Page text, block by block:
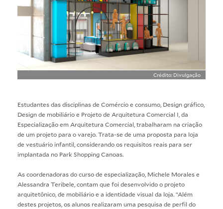
Crédito: Divulgação
Estudantes das disciplinas de Comércio e consumo, Design gráfico,
Design de mobiliário e Projeto de Arquitetura Comercial I, da
Especialização em Arquitetura Comercial, trabalharam na criação
de um projeto para o varejo. Trata-se de uma proposta para loja
de vestuário infantil, considerando os requisitos reais para ser
implantada no Park Shopping Canoas.
As coordenadoras do curso de especialização, Michele Morales e
Alessandra Teribele, contam que foi desenvolvido o projeto
arquitetônico, de mobiliário e a identidade visual da loja. “Além
destes projetos, os alunos realizaram uma pesquisa de perfil do